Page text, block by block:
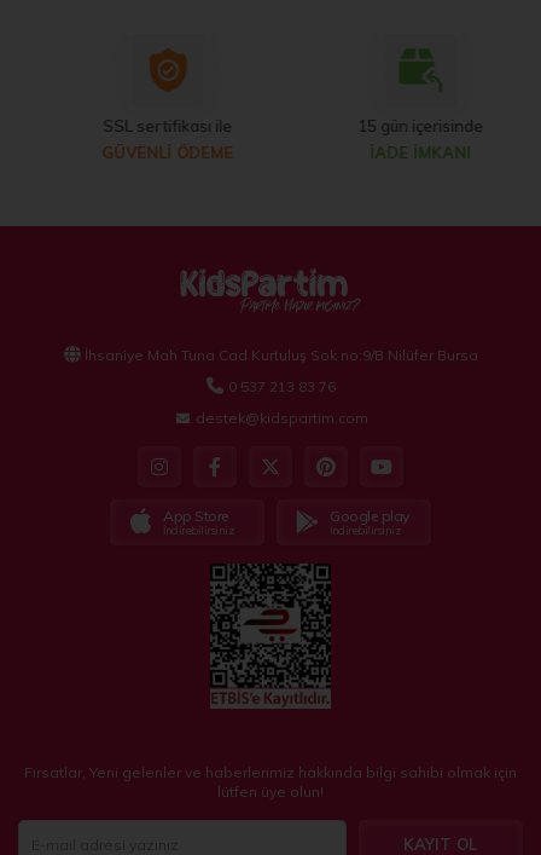
SSL sertifikası ile
GÜVENLİ ÖDEME
15 gün içerisinde
İADE İMKANI
İhsaniye Mah Tuna Cad Kurtuluş Sok no:9/B Nilüfer Bursa
0 537 213 83 76
destek@kidspartim.com
App Store
İndirebilirsiniz
Google play
İndirebilirsiniz
Fırsatlar, Yeni gelenler ve haberlerimiz hakkında bilgi sahibi olmak için
lütfen üye olun!
KAYIT OL